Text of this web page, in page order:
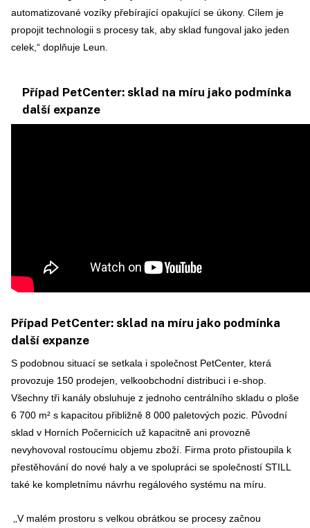
automatizované vozíky přebírající opakující se úkony. Cílem je
propojit technologii s procesy tak, aby sklad fungoval jako jeden
celek,“ doplňuje Leun.
Případ PetCenter: sklad na míru jako podmínka
další expanze
Případ PetCenter: sklad na míru jako podmínka
další expanze
S podobnou situací se setkala i společnost PetCenter, která
provozuje 150 prodejen, velkoobchodní distribuci i e-shop.
Všechny tři kanály obsluhuje z jednoho centrálního skladu o ploše
6 700 m² s kapacitou přibližně 8 000 paletových pozic. Původní
sklad v Horních Počernicích už kapacitně ani provozně
nevyhovoval rostoucímu objemu zboží. Firma proto přistoupila k
přestěhování do nové haly a ve spolupráci se společností STILL
také ke kompletnímu návrhu regálového systému na míru.
„V malém prostoru s velkou obrátkou se procesy začnou